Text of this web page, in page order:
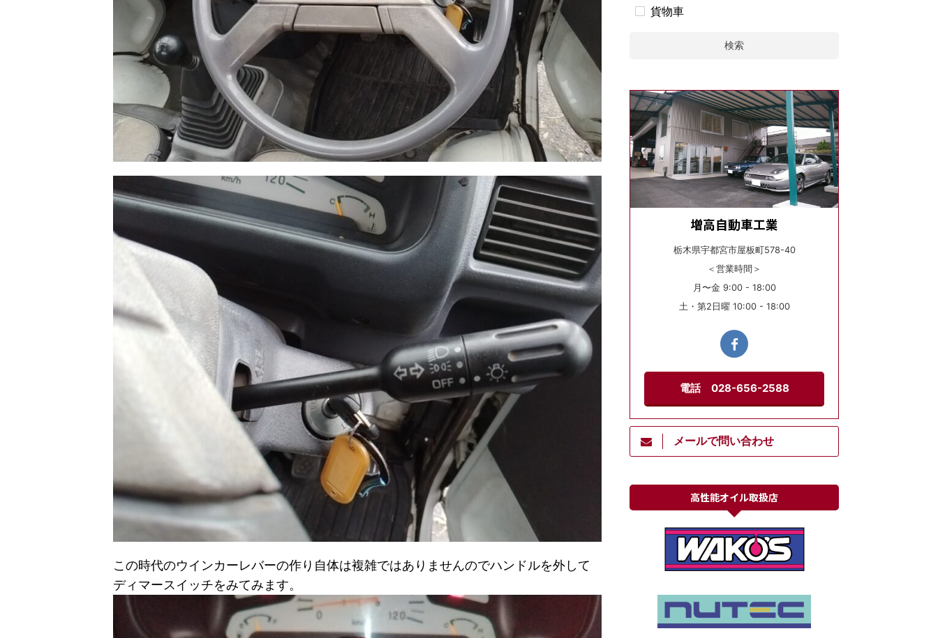
この時代のウインカーレバーの作り自体は複雑ではありませんのでハンドルを外して
ディマースイッチをみてみます。
貨物車
検索
増高自動車工業
栃木県宇都宮市屋板町578-40
＜営業時間＞
月〜金 9:00 - 18:00
土・第2日曜 10:00 - 18:00
電話 028-656-2588
メールで問い合わせ
高性能オイル取扱店